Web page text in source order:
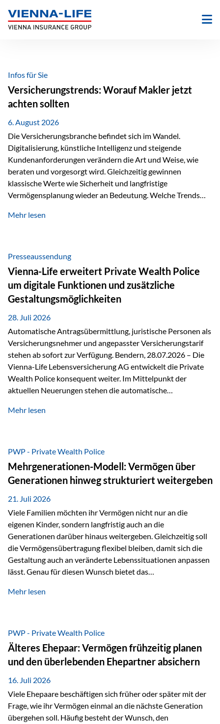
Inhalt
springen
Infos für Sie
Versicherungstrends: Worauf Makler jetzt
achten sollten
6. August 2026
Die Versicherungsbranche befindet sich im Wandel.
Digitalisierung, künstliche Intelligenz und steigende
Kundenanforderungen verändern die Art und Weise, wie
beraten und vorgesorgt wird. Gleichzeitig gewinnen
klassische Werte wie Sicherheit und langfristige
Vermögensplanung wieder an Bedeutung. Welche Trends
Blick behalten? Digitalisierung und KI verändern die
administrative Aufgaben, beschleunigen Abläufe und
schaffen mehr Zeit für das Wesentliche: die persönliche
Beratung. Gerade deshalb wird die individuelle Betreuung
zum entscheidenden Erfolgsfaktor. Technologie kann
unterstützen, Vertrauen entsteht jedoch weiterhin im
persönlichen Gespräch. Bei der Vienna-Life reagieren…
Mehr lesen
Presseaussendung
Vienna-Life erweitert Private Wealth Police
um digitale Funktionen und zusätzliche
Gestaltungsmöglichkeiten
28. Juli 2026
Automatische Antragsübermittlung, juristische Personen als
Versicherungsnehmer und angepasster Versicherungstarif
stehen ab sofort zur Verfügung. Bendern, 28.07.2026 – Die
Vienna-Life Lebensversicherung AG entwickelt die Private
Wealth Police konsequent weiter. Im Mittelpunkt der
aktuellen Neuerungen stehen die automatische
als Versicherungsnehmer einzusetzen, sowie eine
Abwicklung für Vertriebspartner deutlich effizienter
gestaltet. Anträge werden direkt elektronisch übermittelt,
Medienbrüche reduziert und die weitere Bearbeitung
beschleunigt. Ab sofort können auch juristische Personen,
wie Kapitalgesellschaften oder Stiftungen, als
Versicherungsnehmer eingesetzt werden. Damit erweitert
die Vienna-Life die Einsatzmöglichkeiten der Private Wealth
Police insbesondere für…
Mehr lesen
PWP - Private Wealth Police
Mehrgenerationen-Modell: Vermögen über
Generationen hinweg strukturiert weitergeben
21. Juli 2026
Viele Familien möchten ihr Vermögen nicht nur an die
eigenen Kinder, sondern langfristig auch an die
Generationen darüber hinaus weitergeben. Gleichzeitig soll
die Vermögensübertragung flexibel bleiben, damit sich die
Gestaltung auch an veränderte Lebenssituationen anpassen
lässt. Genau für diesen Wunsch bietet das
Vienna-Life eine interessante Lösung. Es ermöglicht,
Ausgangssituation Stellen Sie sich folgende Familie vor: Die
Großeltern haben über viele Jahre Vermögen aufgebaut. Ihr
Wunsch ist es, dieses Vermögen nicht nur den eigenen
Kindern, sondern langfristig auch den Enkeln zukommen zu…
Mehr lesen
PWP - Private Wealth Police
Älteres Ehepaar: Vermögen frühzeitig planen
und den überlebenden Ehepartner absichern
16. Juli 2026
Viele Ehepaare beschäftigen sich früher oder später mit der
Frage, wie ihr Vermögen einmal an die nächste Generation
übergehen soll. Häufig besteht der Wunsch, den